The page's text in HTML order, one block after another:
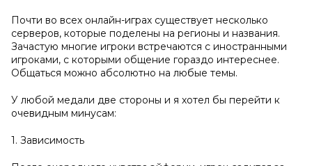
Почти во всех онлайн-играх существует несколько
серверов, которые поделены на регионы и названия.
Зачастую многие игроки встречаются с иностранными
игроками, с которыми общение гораздо интереснее.
Общаться можно абсолютно на любые темы.
У любой медали две стороны и я хотел бы перейти к
очевидным минусам:
1. Зависимость